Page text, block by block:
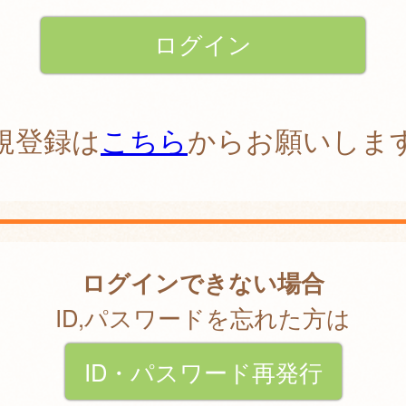
登録はこちらからお願いしま
ログインできない場合
ID,パスワードを忘れた方は
ID・パスワード再発行